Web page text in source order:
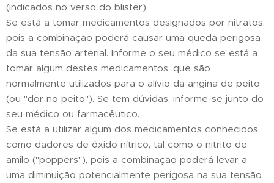
(indicados no verso do blister).
Se está a tomar medicamentos designados por nitratos,
pois a combinação poderá causar uma queda perigosa
da sua tensão arterial. Informe o seu médico se está a
tomar algum destes medicamentos, que são
normalmente utilizados para o alívio da angina de peito
(ou "dor no peito"). Se tem dúvidas, informe-se junto do
seu médico ou farmacêutico.
Se está a utilizar algum dos medicamentos conhecidos
como dadores de óxido nítrico, tal como o nitrito de
amilo ("poppers"), pois a combinação poderá levar a
uma diminuição potencialmente perigosa na sua tensão